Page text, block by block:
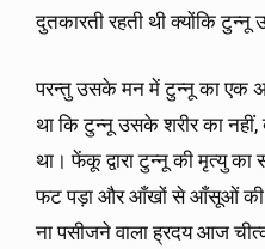
दुतकारती रहती थी क्योंकि
परन्तु उसके मन में टुन्नू का एक
था कि टुन्नू उसके शरीर का
था। फेंकू द्वारा टुन्नू की मृत्यु का
फट पड़ा और आँखों से आँसूओं की
ना पसीजने वाला ह्रदय आज